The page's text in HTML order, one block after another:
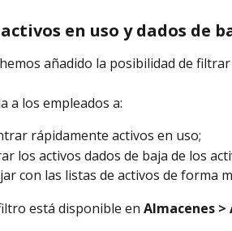
en uso y dados de
añadido la posibilidad de
a los empleados a:
rápidamente activos en uso;
los activos dados de baja de los
con las listas de activos de forma
está disponible en Almacenes >